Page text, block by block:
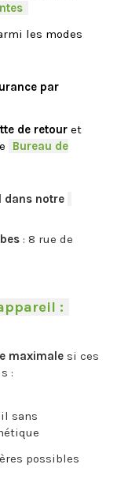
les modes
par
de retour et
Bureau de
dans notre
: 8 rue de
:
maximale si ces
:
sans
possibles